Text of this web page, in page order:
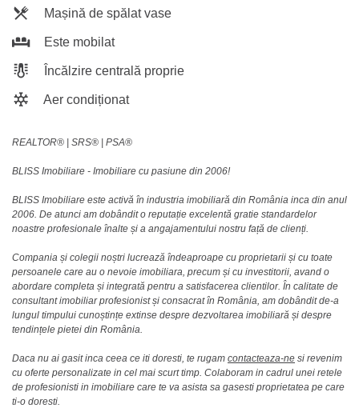
Mașină de spălat vase
Este mobilat
Încălzire centrală proprie
Aer condiționat
REALTOR®️ | SRS®️ | PSA®️
BLISS Imobiliare - Imobiliare cu pasiune din 2006!
BLISS Imobiliare este activă în industria imobiliară din România inca din anul
2006. De atunci am dobândit o reputație excelentă gratie standardelor
noastre profesionale înalte și a angajamentului nostru față de clienți.
Compania și colegii noștri lucrează îndeaproape cu proprietarii și cu toate
persoanele care au o nevoie imobiliara, precum și cu investitorii, avand o
abordare completa și integrată pentru a satisfacerea clientilor. În calitate de
consultant imobiliar profesionist și consacrat în România, am dobândit de-a
lungul timpului cunoștințe extinse despre dezvoltarea imobiliară și despre
tendințele pietei din România.
Daca nu ai gasit inca ceea ce iti doresti, te rugam contacteaza-ne si revenim
cu oferte personalizate in cel mai scurt timp. Colaboram in cadrul unei retele
de profesionisti in imobiliare care te va asista sa gasesti proprietatea pe care
ti-o doresti.